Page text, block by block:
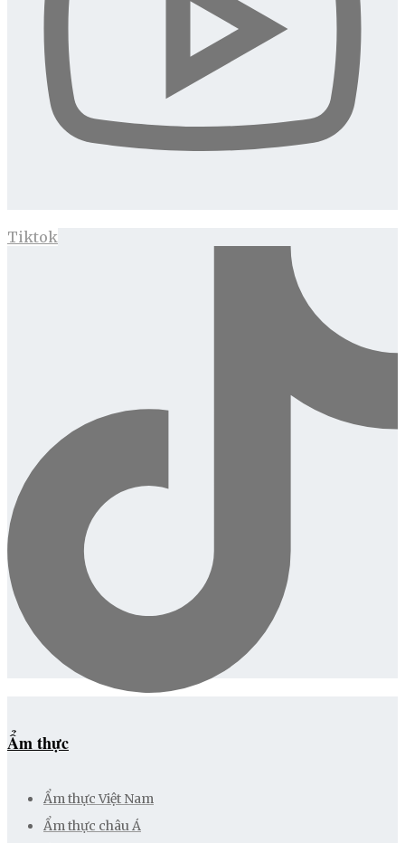
Tiktok
Ẩm thực
Ẩm thực Việt Nam
Ẩm thực châu Á